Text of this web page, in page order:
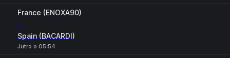
France (ENOXA90)
-
Spain (BACARDI)
Jutro o 05:54